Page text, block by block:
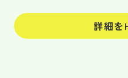
詳細を